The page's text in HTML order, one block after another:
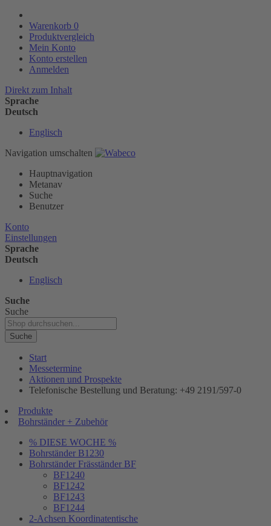
Warenkorb 0
Produktvergleich
Mein Konto
Konto erstellen
Anmelden
Direkt zum Inhalt
Sprache
Deutsch
Englisch
Navigation umschalten
Hauptnavigation
Metanav
Suche
Benutzer
Konto
Einstellungen
Sprache
Deutsch
Englisch
Suche
Suche
Suche
Start
Messetermine
Aktionen und Prospekte
Telefonische Bestellung und Beratung: +49 2191/597-0
Produkte
Bohrständer + Zubehör
% DIESE WOCHE %
Bohrständer B1230
Bohrständer Fräsständer BF
BF1240
BF1242
BF1243
BF1244
2-Achsen Koordinatentische